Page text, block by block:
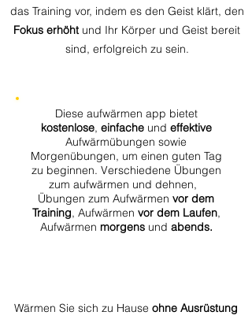
das Training vor, indem es den Geist klärt, den
Fokus erhöhtund Ihr Körper und Geist bereit
sind, erfolgreich zu sein.
Diese aufwärmen app bietet
kostenlose, einfacheund effektive
Aufwärmübungen sowie
Morgenübungen, um einen guten Tag
zu beginnen. Verschiedene Übungen
zum aufwärmen und dehnen,
Übungen zum Aufwärmen vor dem
Training, Aufwärmen vor dem Laufen,
Aufwärmen morgens und abends.
Wärmen Sie sich zu Hause ohne Ausrüstung